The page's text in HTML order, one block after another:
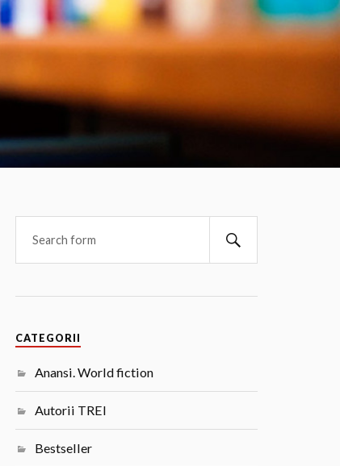
CATEGORII
Anansi. World fiction
Autorii TREI
Bestseller